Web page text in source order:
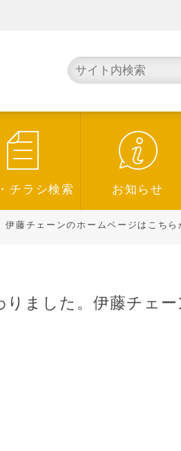
チラシ検索 お知らせ
藤チェーンのホームページはこちら
ました。伊藤チェ